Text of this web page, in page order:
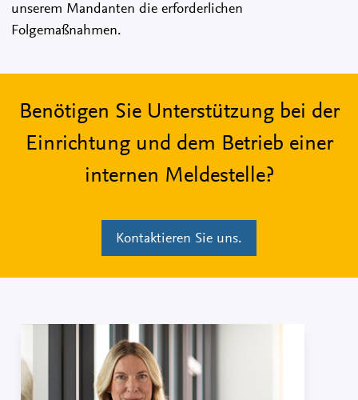
unserem Mandanten die erforderlichen
Folgemaßnahmen.
Benötigen Sie Unterstützung bei der
Einrichtung und dem Betrieb einer
internen Meldestelle?
Kontaktieren Sie uns.